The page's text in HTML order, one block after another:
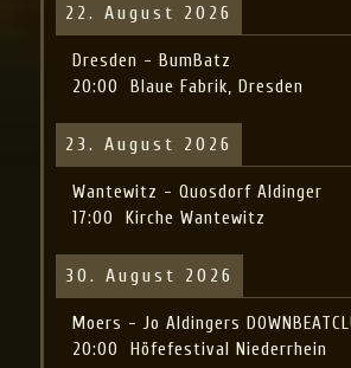
22. August 2026
Dresden - BumBatz
20:00
Blaue Fabrik, Dresden
23. August 2026
Wantewitz - Quosdorf Aldinger
17:00
Kirche Wantewitz
30. August 2026
Moers - Jo Aldingers
20:00
Höfefestival Niederrhein